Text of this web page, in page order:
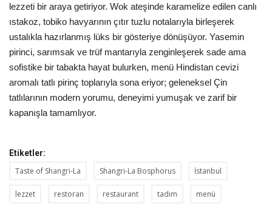
lezzeti bir araya getiriyor. Wok ateşinde karamelize edilen canlı
ıstakoz, tobiko havyarının çıtır tuzlu notalarıyla birleşerek
ustalıkla hazırlanmış lüks bir gösteriye dönüşüyor. Yasemin
pirinci, sarımsak ve trüf mantarıyla zenginleşerek sade ama
sofistike bir tabakta hayat bulurken, menü Hindistan cevizi
aromalı tatlı pirinç toplarıyla sona eriyor; geleneksel Çin
tatlılarının modern yorumu, deneyimi yumuşak ve zarif bir
kapanışla tamamlıyor.
Etiketler:
Taste of Shangri-La Shangri-La Bosphorus İstanbul
lezzet restoran restaurant tadım menü